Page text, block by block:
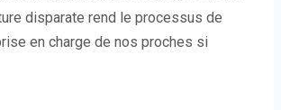
disparate rend le processus de
en charge de nos proches si